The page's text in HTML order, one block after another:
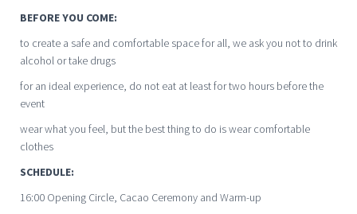
BEFORE YOU COME:
to create a safe and comfortable space for all, we ask you not to drink
alcohol or take drugs
for an ideal experience, do not eat at least for two hours before the
event
wear what you feel, but the best thing to do is wear comfortable
clothes
SCHEDULE:
16:00 Opening Circle, Cacao Ceremony and Warm-up